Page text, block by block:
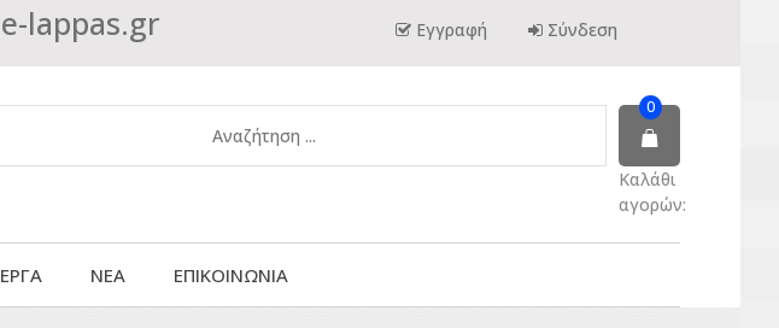
e-lappas.gr Εγγραφή Σύνδεση
Καλάθι
αγορών:
0
ΕΡΓΑ ΝΕΑ ΕΠΙΚΟΙΝΩΝΙΑ